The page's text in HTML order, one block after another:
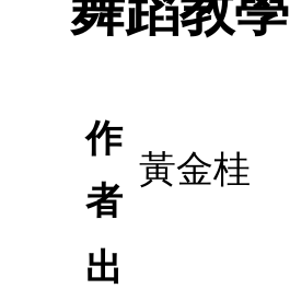
作
者
黃金桂
出